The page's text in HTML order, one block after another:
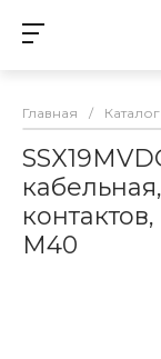
Главная /
M40